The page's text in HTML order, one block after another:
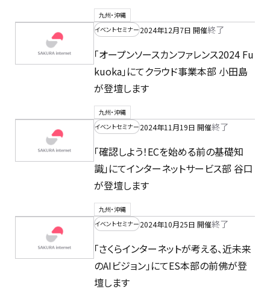
九州・沖縄
イベントセミナー2024年12月7日 開催終了
「オープンソースカンファレンス2024 Fu
kuoka」にてクラウド事業本部 小田島
が登壇します
九州・沖縄
イベントセミナー2024年11月19日 開催終了
「確認しよう！ECを始める前の基礎知
識」にてインターネットサービス部 谷口
が登壇します
九州・沖縄
イベントセミナー2024年10月25日 開催終了
「さくらインターネットが考える、近未来
のAIビジョン」にてES本部の前佛が登
壇します